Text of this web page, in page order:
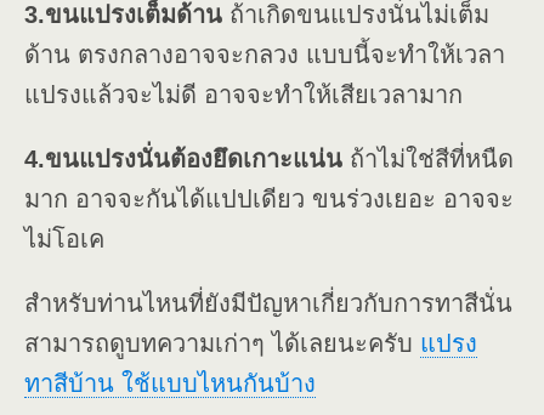
3.ขนแปรงเต็มด้าน ถ้าเกิดขนแปรงนั่นไม่เต็ม
ด้าน ตรงกลางอาจจะกลวง แบบนี้จะทำให้เวลา
แปรงแล้วจะไม่ดี อาจจะทำให้เสียเวลามาก
4.ขนแปรงนั่นต้องยึดเกาะแน่น ถ้าไม่ใช่สีที่หนืด
มาก อาจจะกันได้แปปเดียว ขนร่วงเยอะ อาจจะ
ไม่โอเค
สำหรับท่านไหนที่ยังมีปัญหาเกี่ยวกับการทาสีนั่น
สามารถดูบทความเก่าๆ ได้เลยนะครับ แปรง
ทาสีบ้าน ใช้แบบไหนกันบ้าง